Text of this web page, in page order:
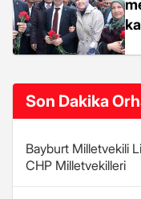
Son Dakika
Bayburt Milletvekili
CHP Milletvekilleri